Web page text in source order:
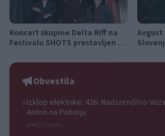
Koncert skupine Delta Riff na
Festivalu SHOTS prestavljen na
Avgust
Obvestila
⚡Izklop elektrike: 426. Nadzorništvo
Anton na Pohorju
pred 22 urami